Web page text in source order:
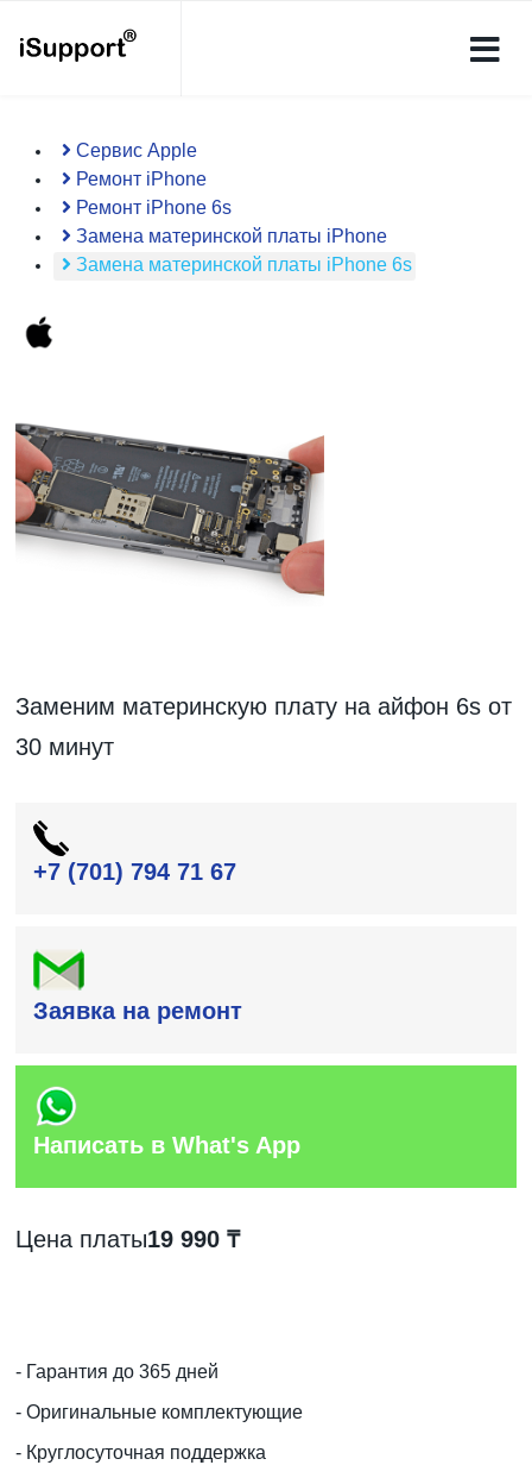
Сервис Apple
Ремонт iPhone
Ремонт iPhone 6s
Замена материнской платы iPhone
Замена материнской платы iPhone 6s
Заменим материнскую плату на айфон 6s от
30 минут
+7 (701) 794 71 67
Заявка на ремонт
Написать в What's App
Цена платы19 990 ₸
- Гарантия до 365 дней
- Оригинальные комплектующие
- Круглосуточная поддержка